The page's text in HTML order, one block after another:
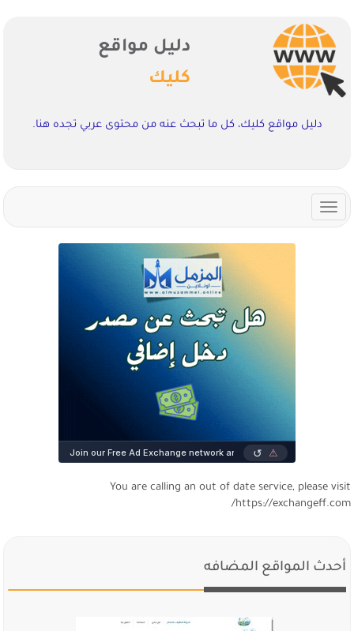
دليل مواقع
كليك
دليل مواقع كليك، كل ما تبحث عنه من محتوى عربي تجده هنا.
Toggle
navigation
You are calling an out of date service, please visit
https://exchangeff.com/
أحدث المواقع المضافه